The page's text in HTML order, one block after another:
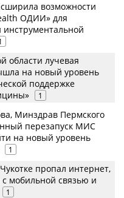
возможности
ОДИИ» для
инструментальной
области лучевая
на новый уровень
поддержке
1
Минздрав Пермского
перезапуск МИС
на новый уровень
1
пропал интернет,
мобильной связью и
1